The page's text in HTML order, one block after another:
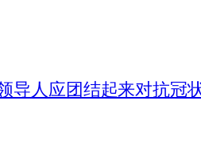
导人应团结起来对抗冠